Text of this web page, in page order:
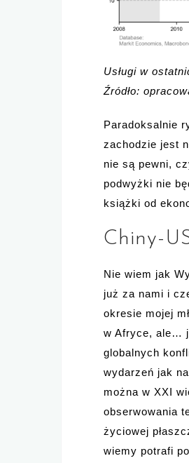
Usługi w
Źródło:
Paradoksalnie
zachodzie jest
nie są pewni,
podwyżki nie
książki od
Chiny-
Nie wiem jak
już za nami i
okresie mojej
w Afryce, ale…
globalnych
wydarzeń jak
można w XXI
obserwowania
życiowej
wiemy potrafi